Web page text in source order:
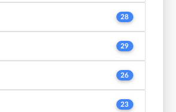
28
29
26
23